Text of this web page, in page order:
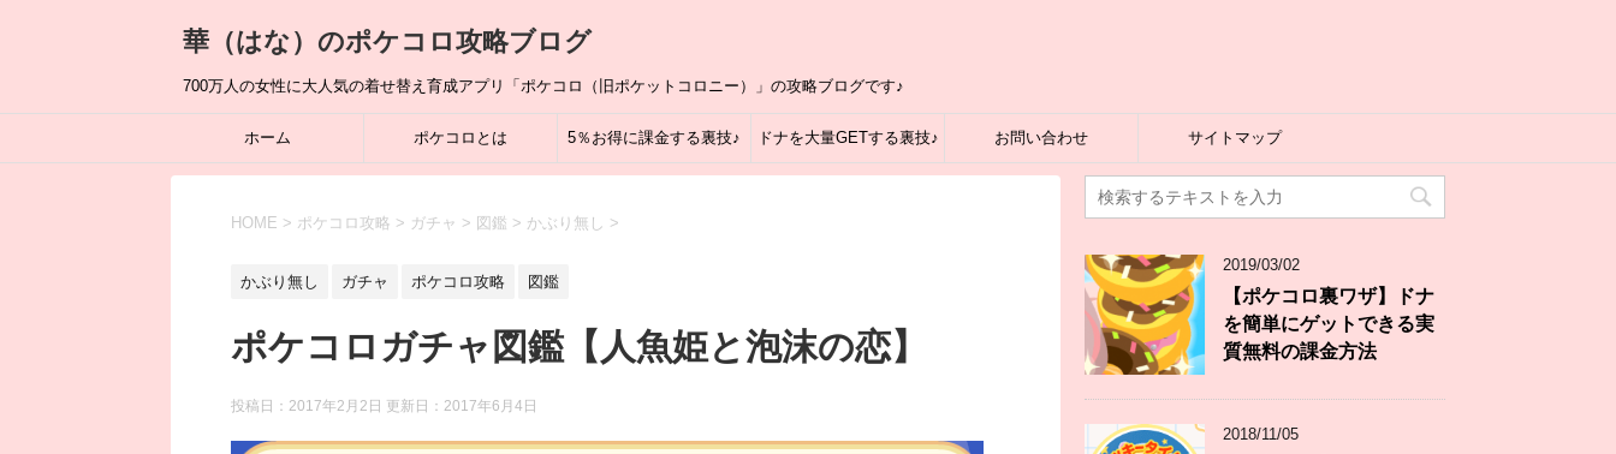
華（はな）のポケコロ攻略ブログ
700万人の女性に大人気の着せ替え育成アプリ「ポケコロ（旧ポケットコロニー）」の攻略ブログです♪
ホーム ポケコロとは 5％お得に課金する裏技♪ ドナを大量GETする裏技♪ お問い合わせ サイトマップ
HOME > ポケコロ攻略 > ガチャ > 図鑑 > かぶり無し >
かぶり無し ガチャ ポケコロ攻略 図鑑
ポケコロガチャ図鑑【人魚姫と泡沫の恋】
投稿日：2017年2月2日 更新日： 2017年6月4日
2019/03/02
【ポケコロ裏ワザ】ドナ
を簡単にゲットできる実
質無料の課金方法
2018/11/05